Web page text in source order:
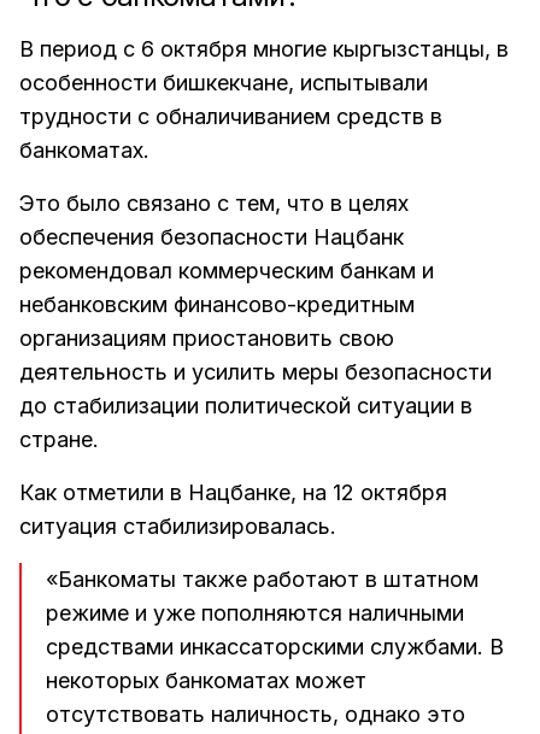
В период с 6 октября многие кыргызстанцы, в
особенности бишкекчане, испытывали
трудности с обналичиванием средств в
банкоматах.
Это было связано с тем, что в целях
обеспечения безопасности Нацбанк
рекомендовал коммерческим банкам и
небанковским финансово-кредитным
организациям приостановить свою
деятельность и усилить меры безопасности
до стабилизации политической ситуации в
стране.
Как отметили в Нацбанке, на 12 октября
ситуация стабилизировалась.
«Банкоматы также работают в штатном
режиме и уже пополняются наличными
средствами инкассаторскими службами. В
некоторых банкоматах может
отсутствовать наличность, однако это